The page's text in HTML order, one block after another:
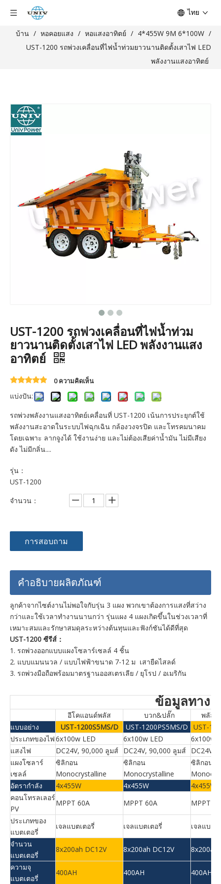
ไทย
บ้าน / หอคอยแสง / หอแสงอาทิตย์ / 4*455W 9M 6*100W /
UST-1200 รถพ่วงเคลื่อนที่ไฟน้ำท่วมยาวนานติดตั้งเสาไฟ LED
พลังงานแสงอาทิตย์
UST-1200 รถพ่วงเคลื่อนที่ไฟน้ำท่วม
ยาวนานติดตั้งเสาไฟ LED พลังงานแสง
อาทิตย์
0 ความคิดเห็น
แบ่งปัน:
รถพ่วงพลังงานแสงอาทิตย์เคลื่อนที่ UST-1200 เน้นการประยุกต์ใช้
พลังงานสะอาดในระบบไฟฉุกเฉิน กล้องวงจรปิด และโทรคมนาคม
โดยเฉพาะ ลากจูงได้ ใช้งานง่าย และไม่ต้องเสียค่าน้ำมัน ไม่มีเสียง
ดัง ไม่มีกลิ่น....
รุ่น：
UST-1200
จำนวน：
การสอบถาม
คำอธิบายผลิตภัณฑ์
ลูกค้าจากไซต์งานไม่พอใจกับรุ่น 3 แผง พวกเขาต้องการแสงที่สว่าง
กว่าและใช้เวลาทำงานนานกว่า รุ่นแผง 4 แผงเกิดขึ้นในช่วงเวลาที่
เหมาะสมและรักษาสมดุลระหว่างต้นทุนและฟังก์ชันได้ดีที่สุด
UST-1200 ซีรีส์：
1. รถพ่วงออกแบบแผงโซลาร์เซลล์ 4 ชิ้น
2. แบบแมนนวล / แบบไฟฟ้าขนาด 7-12 ม เสายืดไสลด์
3. รถพ่วงมือถือพร้อมมาตรฐานออสเตรเลีย / ยุโรป / อเมริกัน
ข้อมูลทาง
อีโคแอนด์พลัส บวก&ปลั๊ก
พลัส
แบบอย่าง
UST-1200S5MS/D UST-1200PS5MS/D
UST-
ประเภทของไฟ6x100w LED 6x100w LED
6x100w
แสงไฟ
DC24V, 90,000 ลูมส์ DC24V, 90,000 ลูมส์
DC24V,
แผงโซลาร์
เซลล์
ซิลิกอน
Monocrystalline
ซิลิกอน
Monocrystalline
ซิลิกอน
อัตรากำลัง
4x455W 4x455W
4x455W
คอนโทรลเลอร์
PV
MPPT 60A MPPT 60A
MPPT
ประเภทของ
แบตเตอรี่
เจลแบตเตอรี่ เจลแบตเตอรี่
เจลแบตเ
จำนวน
แบตเตอรี่
8x200ah DC12V 8x200ah DC12V
8x200ah
ความจุ
แบตเตอรี่
400AH 400AH 400AH